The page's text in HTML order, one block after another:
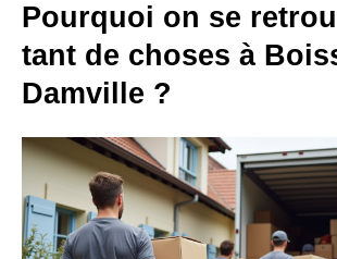
Pourquoi on se
tant de choses à
Damville ?